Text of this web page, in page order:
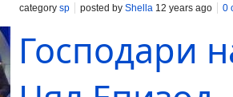
category sp posted by Shella 12 years ago 0
Господари